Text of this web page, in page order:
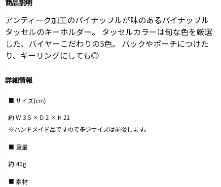
商品説明
アンティーク加工のパイナップルが味のあるパイナップル
タッセルのキーホルダー。 タッセルカラーは旬な色を厳選
した、バイヤーこだわりの5色。 バックやポーチにつけた
り、キーリングにしても◎
詳細情報
サイズ(cm)
約 W 3.5 × D 2 × H 21
※ハンドメイド品ですので多少サイズは前後します。
重量
約 40g
素材